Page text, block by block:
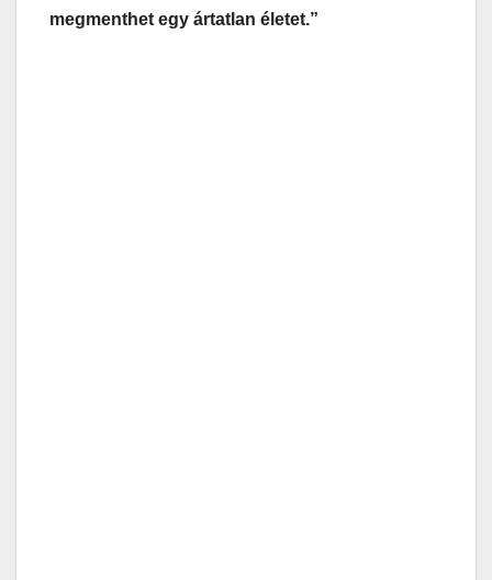
megmenthet egy ártatlan életet.”